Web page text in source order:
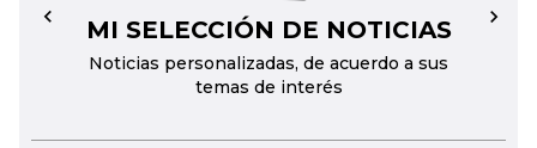
MI SELECCIÓN DE NOTICIAS
Noticias personalizadas, de acuerdo a sus
temas de interés
← →